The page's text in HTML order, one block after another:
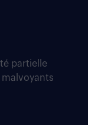
partielle